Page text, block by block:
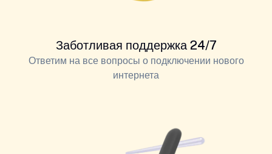
Заботливая поддержка 24/7
Ответим на все вопросы о подключении нового
интернета